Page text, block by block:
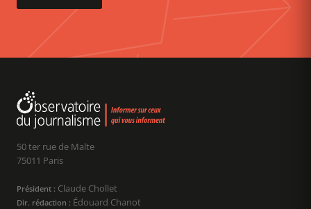
50 ter rue de Malte
75011 Paris
Président : Claude Chollet
Dir. rédaction : Édouard Chanot